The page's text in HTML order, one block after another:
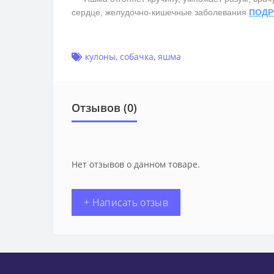
сердце, желудочно-кишечные заболевания
кулоны, собачка, яшма
Отзывов (0)
Нет отзывов о данном товаре.
+ Написать отзыв